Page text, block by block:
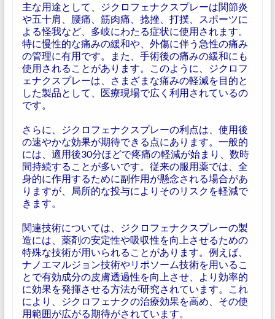
主な用途として、ジクロフェナクスプレーは関節炎
や五十肩、腰痛、筋肉痛、捻挫、打撲、スポーツに
よる怪我など、多岐にわたる症状に使用されます。
特に慢性的な痛みの緩和や、外傷に伴う急性の痛み
の管理に有用です。また、手術後の痛みの緩和にも
使用されることがあります。このように、ジクロフ
ェナクスプレーは、さまざまな痛みの軽減を目的と
した製品として、医療現場で広く利用されているの
です。
さらに、ジクロフェナクスプレーの利点は、使用後
の速やかな効果が期待できる点にあります。一般的
には、適用後30分ほどで疼痛の軽減が始まり、数時
間持続することが多いです。従来の服用薬では、全
身的に作用するために副作用が懸念される場合があ
りますが、局所的な投与によりそのリスクを軽減で
きます。
関連技術については、ジクロフェナクスプレーの製
造には、薬剤の安定性や吸収性を向上させるための
特殊な技術が用いられることがあります。例えば、
ナノエマルジョン技術やリポソーム技術を用いるこ
とで有効成分の皮膚透過性を向上させ、より効率的
に効果を発揮させる方法が研究されています。これ
により、ジクロフェナクの治療効果を高め、その使
用範囲が広がる期待がされています。